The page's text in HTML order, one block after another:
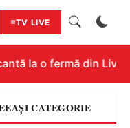
TV LIVE
la o fermă din
CATEGORIE